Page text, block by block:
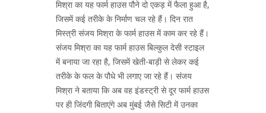
मिश्रा का यह फार्म हाउस पौने दो एकड़ में फैला हुआ है,
जिसमें कई तरीके के निर्माण चल रहे हैं। दिन रात
मिस्त्री संजय मिश्रा के फार्म हाउस में काम कर रहे हैं।
संजय मिश्रा का यह फार्म हाउस बिल्कुल देसी स्टाइल
में बनाया जा रहा है, जिसमें खेती-बाड़ी से लेकर कई
तरीके के फल के पौधे भी लगाए जा रहे हैं। संजय
मिश्रा ने बताया कि अब वह इंडस्ट्री से दूर फार्म हाउस
पर ही जिंदगी बिताएंगे अब मुंबई जैसे सिटी में उनका